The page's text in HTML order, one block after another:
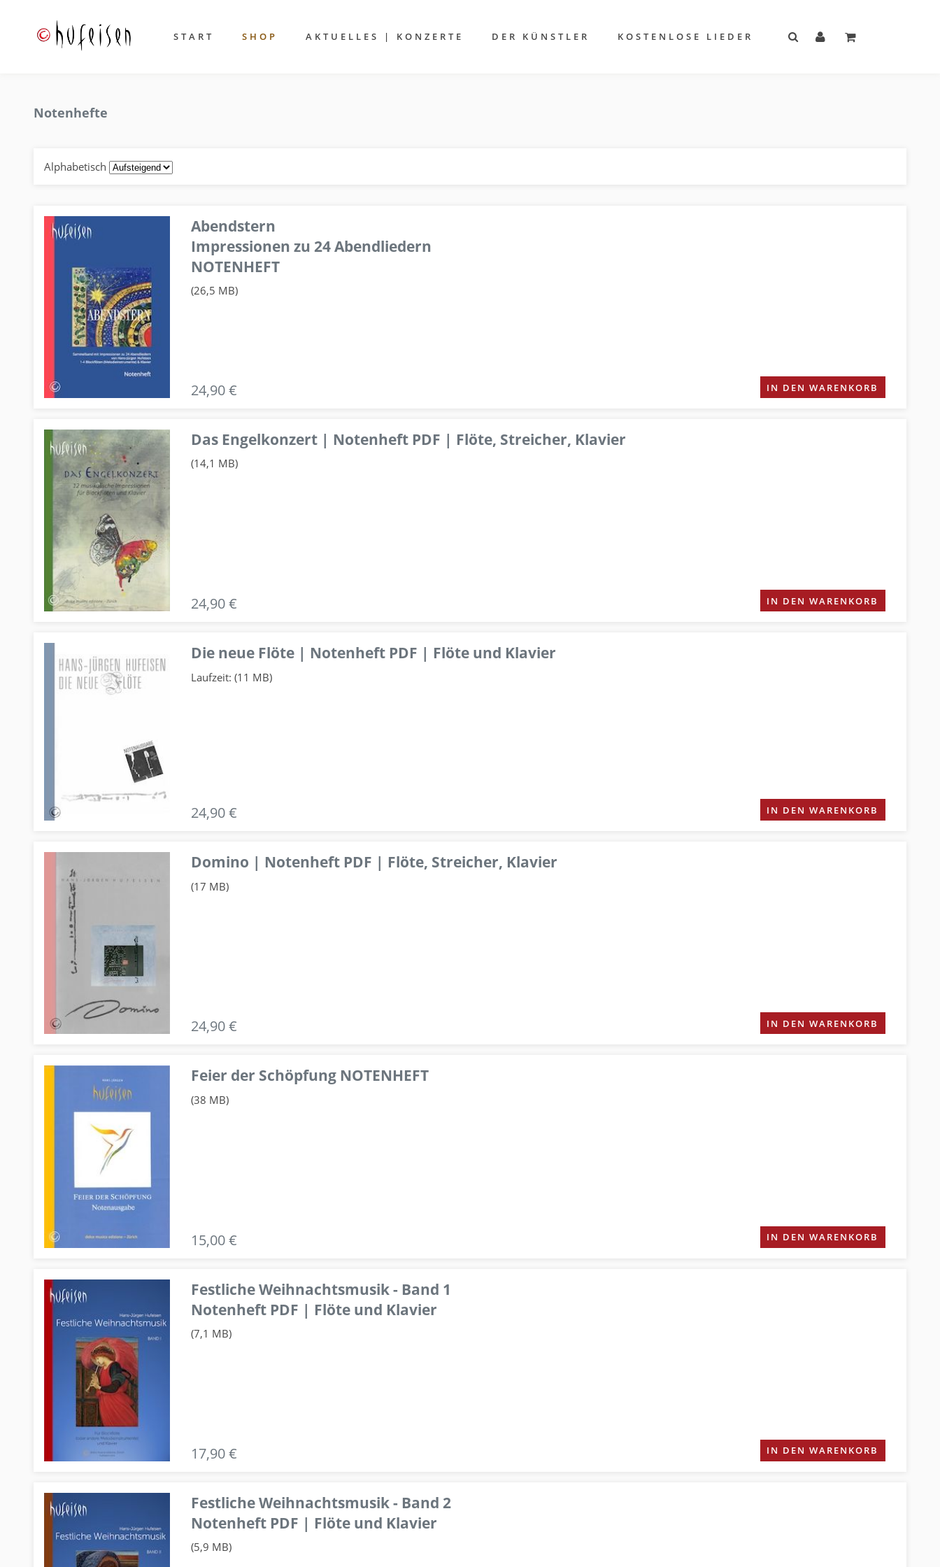
START SHOP AKTUELLES | KONZERTE DER KÜNSTLER KOSTENLOSE LIEDER
Notenhefte
Alphabetisch
Abendstern
Impressionen zu 24 Abendliedern
NOTENHEFT
(26,5 MB)
24,90 € IN DEN WARENKORB
Das Engelkonzert | Notenheft PDF | Flöte, Streicher, Klavier
(14,1 MB)
24,90 € IN DEN WARENKORB
Die neue Flöte | Notenheft PDF | Flöte und Klavier
Laufzeit: (11 MB)
24,90 € IN DEN WARENKORB
Domino | Notenheft PDF | Flöte, Streicher, Klavier
(17 MB)
24,90 € IN DEN WARENKORB
Feier der Schöpfung NOTENHEFT
(38 MB)
15,00 € IN DEN WARENKORB
Festliche Weihnachtsmusik - Band 1
Notenheft PDF | Flöte und Klavier
(7,1 MB)
17,90 € IN DEN WARENKORB
Festliche Weihnachtsmusik - Band 2
Notenheft PDF | Flöte und Klavier
(5,9 MB)